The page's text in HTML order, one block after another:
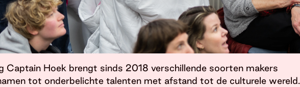
Captain Hoek brengt sinds 2018 verschillende soorten makers
tot onderbelichte talenten met afstand tot de culturele wereld.